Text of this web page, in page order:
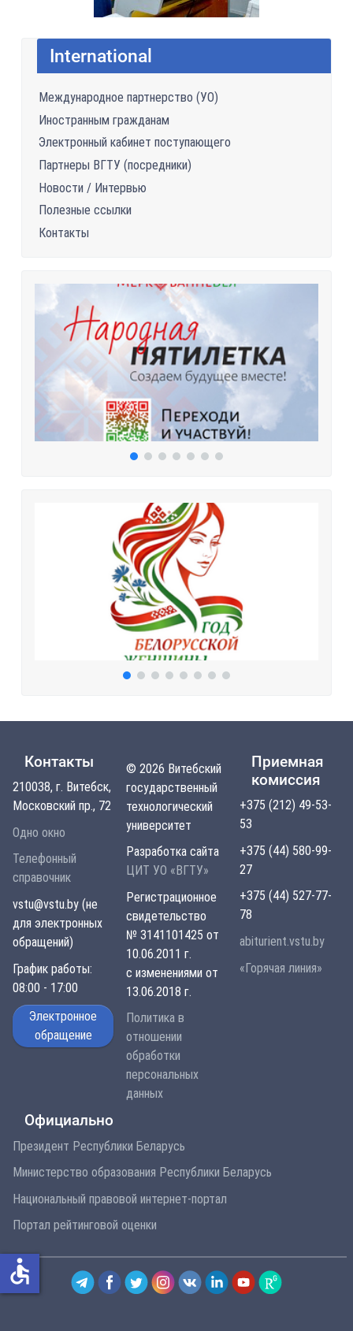
International
Международное партнерство (УО)
Иностранным гражданам
Электронный кабинет поступающего
Партнеры ВГТУ (посредники)
Новости / Интервью
Полезные ссылки
Контакты
Контакты
210038, г. Витебск,
Московский пр., 72
Одно окно
Телефонный
справочник
vstu@vstu.by (не
для электронных
обращений)
График работы:
08:00 - 17:00
Электронное
обращение
© 2026 Витебский
государственный
технологический
университет
Разработка сайта
ЦИТ УО «ВГТУ»
Регистрационное
свидетельство
№ 3141101425 от
10.06.2011 г.
с изменениями от
13.06.2018 г.
Политика в
отношении
обработки
персональных
данных
Приемная
комиссия
+375 (212) 49-53-
53
+375 (44) 580-99-
27
+375 (44) 527-77-
78
abiturient.vstu.by
«Горячая линия»
Официально
Президент Республики Беларусь
Министерство образования Республики Беларусь
Национальный правовой интернет-портал
Портал рейтинговой оценки
accessible